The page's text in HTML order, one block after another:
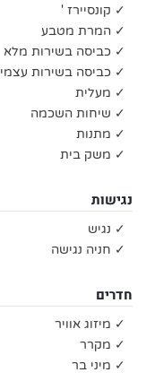
✓ קונסיירז '
✓ המרת מטבע
✓ כביסה בשירות מלא
✓ כביסה בשירות עצמי
✓ מעלית
✓ שיחות השכמה
✓ מתנות
✓ משק בית
נגישות
✓ נגיש
✓ חניה נגישה
חדרים
✓ מיזוג אוויר
✓ מקרר
✓ מיני בר